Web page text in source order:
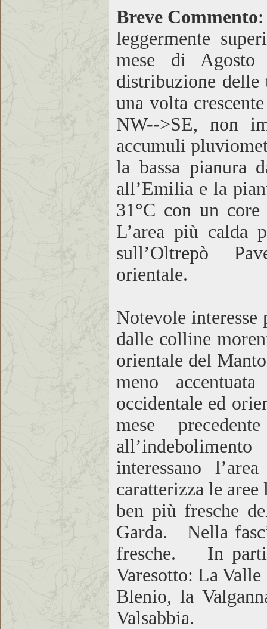
Breve Commento
leggermente
mese di
distribuzione delle
una volta
NW-->SE, non
accumuli
la bassa pianura
all’Emilia e la
31°C con un
L’area più calda
sull’Oltrepò
orientale.
Notevole interesse
dalle colline
orientale del
meno
occidentale ed
mese
interessano
caratterizza le
ben più fresche
Garda. Nella
fresche. In
Varesotto: La
Blenio, la
Valsabbia.